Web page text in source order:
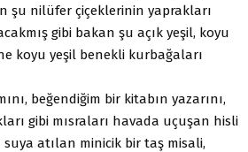
şu nilüfer çiçeklerinin yaprakları
gibi bakan şu açık yeşil, koyu
koyu yeşil benekli kurbağaları
beğendiğim bir kitabın yazarını,
gibi mısraları havada uçuşan hisli
atılan minicik bir taş misali,